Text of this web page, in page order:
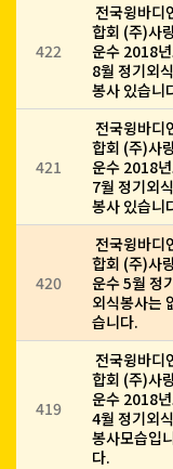
422
전국윙바디
합회 (주)사
운수 2018
8월 정기외식
봉사 있습니
421
전국윙바디
합회 (주)사
운수 2018
7월 정기외식
봉사 있습니
420
전국윙바디
합회 (주)사
운수 5월 정
외식봉사는
습니다.
419
전국윙바디
합회 (주)사
운수 2018
4월 정기외식
봉사모습입
다.